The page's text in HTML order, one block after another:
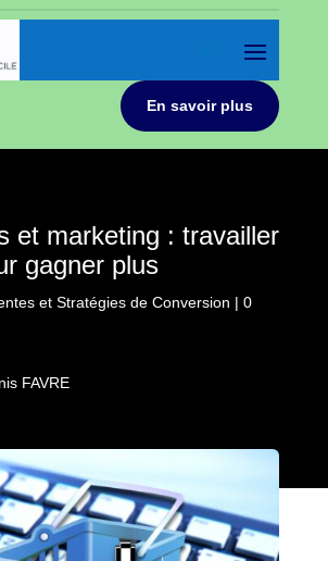
En savoir plus
et marketing : travailler
gagner plus
et Stratégies de Conversion | 0
FAVRE